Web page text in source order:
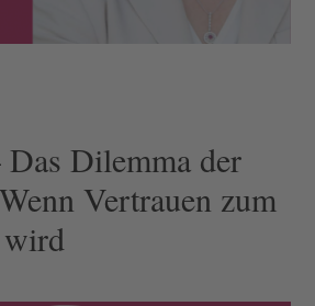
Das Dilemma der
Vertrauen zum
wird